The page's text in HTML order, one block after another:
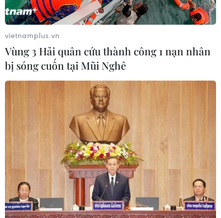
vietnamplus.vn
Vùng 3 Hải quân cứu thành công 1 nạn nhân
bị sóng cuốn tại Mũi Nghê